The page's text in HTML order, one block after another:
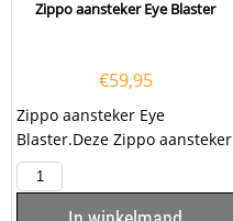
Zippo aansteker Eye Blaster
€59,95
Zippo aansteker Eye
Blaster.Deze Zippo aansteker
heeft een brushed chrome
afwerking met op de...